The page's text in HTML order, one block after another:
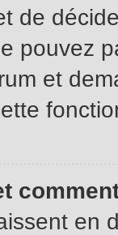
de
pouvez
et
en